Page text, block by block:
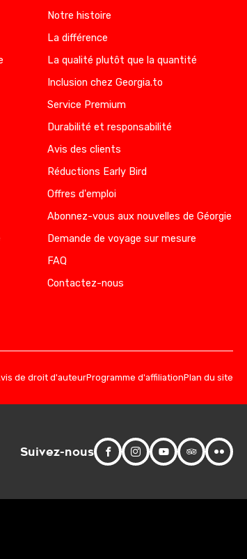
Notre histoire
La différence
La qualité plutôt que la quantité
Inclusion chez Georgia.to
Service Premium
Durabilité et responsabilité
Avis des clients
Réductions Early Bird
Offres d'emploi
Abonnez-vous aux nouvelles de Géorgie
Demande de voyage sur mesure
FAQ
Contactez-nous
de droit d'auteurProgramme d'affiliationPlan du site
Suivez-nous